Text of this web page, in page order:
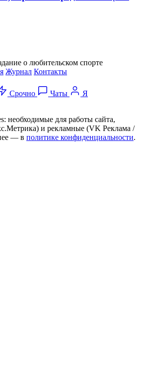
о любительском спорте
Журнал Контакты
Срочно Чаты
Я
необходимые для работы сайта,
и рекламные (VK Реклама /
— в политике конфиденциальности.